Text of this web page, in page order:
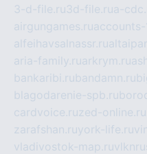
3-d-file.ru3d-file.rua-
airgungames.ruaccounts-
alfeihavsalnassr.ru
aria-family.ruarkrym.ru
bankaribi.rubandamn.ru
blagodarenie-spb.ru
cardvoice.ruzed-online.ru
zarafshan.ruyork-life.ru
vladivostok-map.ru